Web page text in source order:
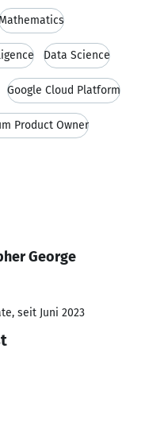
Data Science
Google Cloud Platform
Product Owner
George
seit Juni 2023